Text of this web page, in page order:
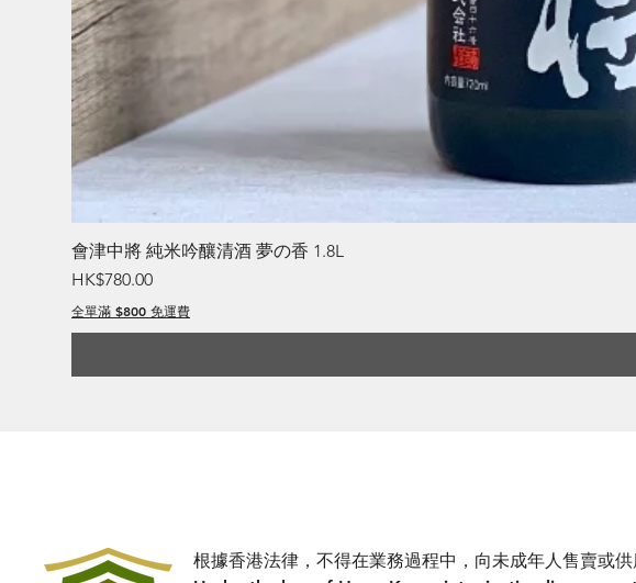
會津中將 純米吟釀清酒 夢の香 1.8L
價格
HK$780.00
全單滿 $800 免運費
根據香港法律，不得在業務過程中，向未成年人售賣或供